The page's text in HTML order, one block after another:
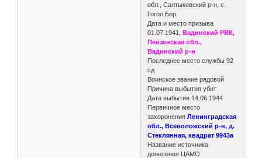
обл., Салтыковский р-н, с.
Гогол Бор
Дата и место призыва
01.07.1941,Вадинский РВК,
Пензенская обл.,
Вадинский р-н
Последнее место службы 92
сд
Воинское звание рядовой
Причина выбытия убит
Дата выбытия 14.06.1944
Первичное место
захороненияЛенинградская
обл., Всеволожский р-н, д.
Стеклянная, квадрат 9943а
Название источника
донесения ЦАМО